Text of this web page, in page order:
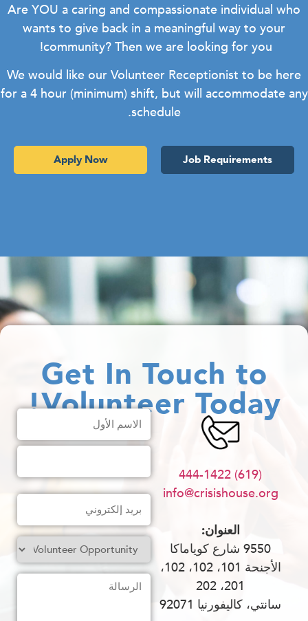
Are YOU a caring and compassionate individual
wants to give back in a meaningful way to your
community? Then we are looking for you!
We would like our Volunteer Receptionist to be
for a 4 hour (minimum) shift, but will accommodate
schedule.
Job Requirements
Apply Now
Get In Touch to
Volunteer Today!
info@crisishouse.org
العنوان:
9550 شارع كوياماكا
الأجنحة 101، 102، 102،
201، 202
سانتي، كاليفورنيا 92071
الاسم
بريد
إلكتروني
(مطلوب)
Volunteer
Opportunity
(مطلوب)
الرسالة